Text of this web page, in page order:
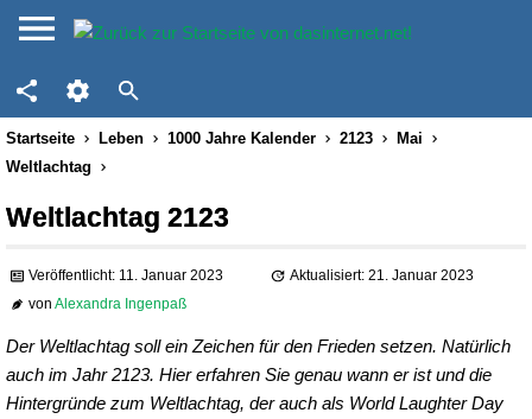
Startseite Leben 1000 Jahre Kalender 2123
Mai
Weltlachtag
Weltlachtag 2123
Veröffentlicht: 11. Januar 2023
Aktualisiert: 21. Januar 2023
vonAlexandra Ingenpaß
Der Weltlachtag soll ein Zeichen für den Frieden setzen. Natürlich
auch im Jahr 2123. Hier erfahren Sie genau wann er ist und die
Hintergründe zum Weltlachtag, der auch als World Laughter Day